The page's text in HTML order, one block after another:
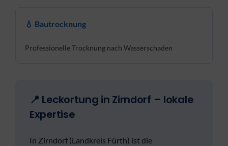
💧 Bautrocknung
Professionelle Trocknung nach Wasserschaden
📍 Leckortung in Zirndorf – lokale
Expertise
In Zirndorf (Landkreis Fürth) ist die